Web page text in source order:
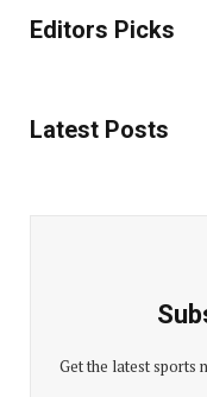
Editors Picks
Latest Posts
Get the latest sports